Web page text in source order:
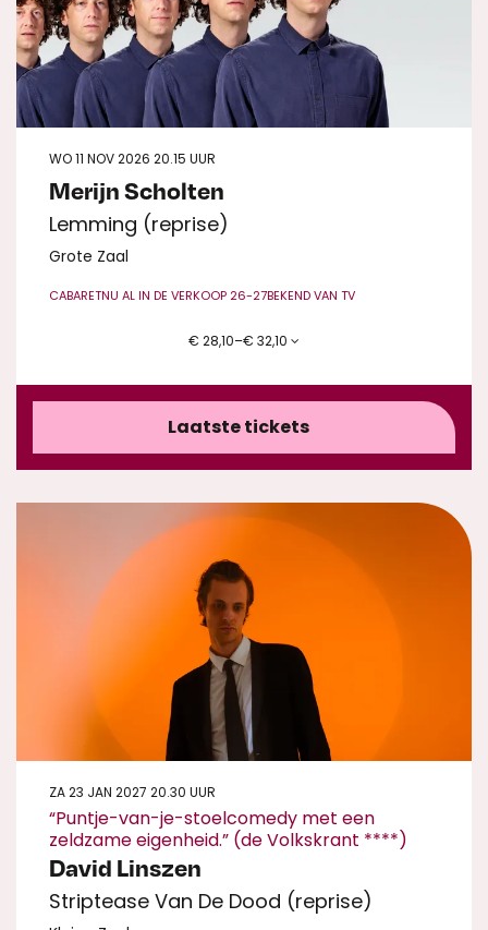
Merijn Scholten
Lemming (reprise)
WO 11 NOV 2026 20.15 UUR
Grote Zaal
CABARETNU AL IN DE VERKOOP 26-27BEKEND VAN TV
€ 28,10–€ 32,10
Laatste tickets
David Linszen
Striptease Van De Dood (reprise)
“Puntje-van-je-stoelcomedy met een
zeldzame eigenheid.” (de Volkskrant ****)
ZA 23 JAN 2027 20.30 UUR